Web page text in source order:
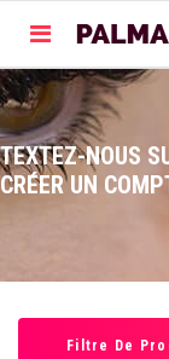
TEXTEZ-NOUS
CRÉER UN
Filtre De